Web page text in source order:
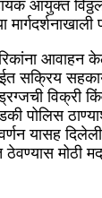
आयुक्त
सक्रिय
विक्री
पोलिस
यासह दिलेली
ठेवण्यास मोठी